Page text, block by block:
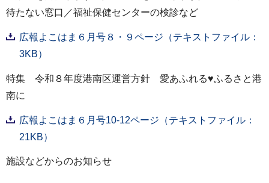
待たない窓口／福祉保健センターの検診など
広報よこはま６月号８・９ページ（テキストファイル：
3KB）
特集 令和８年度港南区運営方針 愛あふれる♥ふるさと港
南に
広報よこはま６月号10-12ページ（テキストファイル：
21KB）
施設などからのお知らせ